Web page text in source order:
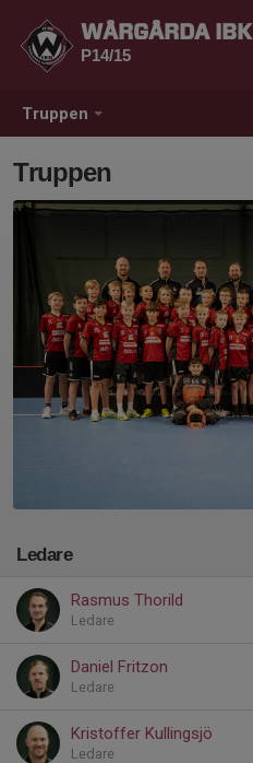
Truppen
WÅRGÅRDA IBK
P14/15
Truppen
Ledare
Rasmus Thorild
Ledare
Daniel Fritzon
Ledare
Kristoffer Kullingsjö
Ledare